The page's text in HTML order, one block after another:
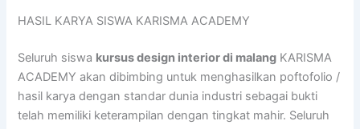
HASIL KARYA SISWA KARISMA ACADEMY
Seluruh siswa kursus design interior di malang KARISMA
ACADEMY akan dibimbing untuk menghasilkan poftofolio /
hasil karya dengan standar dunia industri sebagai bukti
telah memiliki keterampilan dengan tingkat mahir. Seluruh